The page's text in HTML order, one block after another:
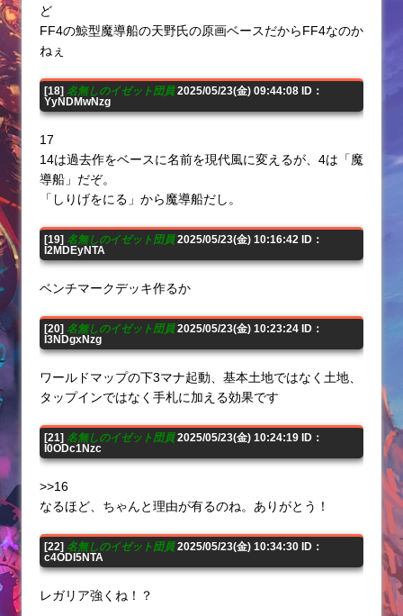
ど
FF4の鯨型魔導船の天野氏の原画ベースだからFF4なのか
ねぇ
[18] 名無しのイゼット団員2025/05/23(金) 09:44:08 ID：
YyNDMwNzg
17
14は過去作をベースに名前を現代風に変えるが、4は「魔
導船」だぞ。
「しりげをにる」から魔導船だし。
[19] 名無しのイゼット団員2025/05/23(金) 10:16:42 ID：
I2MDEyNTA
ベンチマークデッキ作るか
[20] 名無しのイゼット団員2025/05/23(金) 10:23:24 ID：
I3NDgxNzg
ワールドマップの下3マナ起動、基本土地ではなく土地、
タップインではなく手札に加える効果です
[21] 名無しのイゼット団員2025/05/23(金) 10:24:19 ID：
I0ODc1Nzc
>>16
なるほど、ちゃんと理由が有るのね。ありがとう！
[22] 名無しのイゼット団員2025/05/23(金) 10:34:30 ID：
c4ODI5NTA
レガリア強くね！？